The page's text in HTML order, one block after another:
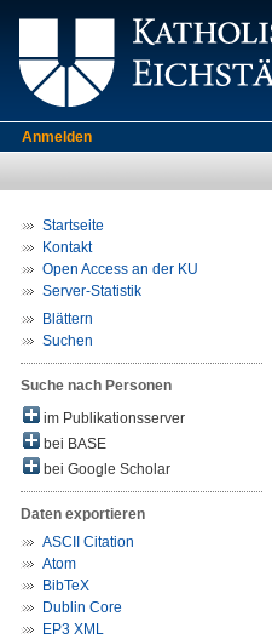
Anmelden
Startseite
Kontakt
Open Access an der KU
Server-Statistik
Blättern
Suchen
Suche nach Personen
im Publikationsserver
bei BASE
bei Google Scholar
Daten exportieren
ASCII Citation
Atom
BibTeX
Dublin Core
EP3 XML